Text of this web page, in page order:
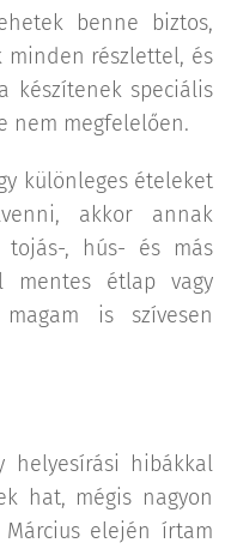
benne biztos,
minden részlettel, és
készítenek speciális
nem megfelelően.
különleges ételeket
akkor annak
tojás-, hús- és más
mentes étlap vagy
is szívesen
helyesírási hibákkal
hat, mégis nagyon
elején írtam